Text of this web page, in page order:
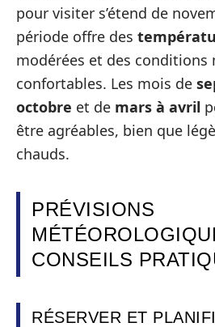
pour visiter s’étend de
période offre des
modérées et des conditions
confortables. Les mois de
octobre et de mars à avril
être agréables, bien que
chauds.
PRÉVISIONS
CONSEILS
RÉSERVER ET